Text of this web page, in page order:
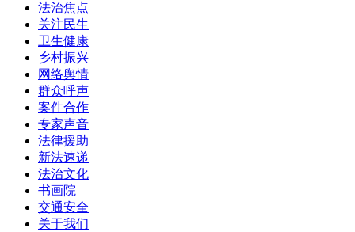
法治焦点
关注民生
卫生健康
乡村振兴
网络舆情
群众呼声
案件合作
专家声音
法律援助
新法速递
法治文化
书画院
交通安全
关于我们